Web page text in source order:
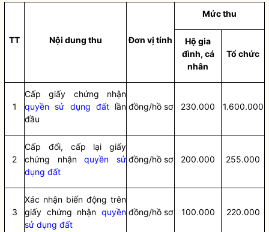
TT Nội dung thu Đơn vị tính
Mức thu
Hộ gia
đình, cá
nhân
Tổ chức
1
Cấp giấy chứng nhận
quyền sử dụng đấtlần
đầu
đồng/hồ sơ 230.000 1.600.000
2
Cấp đổi, cấp lại giấy
chứng nhậnquyền sử
dụng đất
đồng/hồ sơ 200.000 255.000
3
Xác nhận biến động trên
giấy chứng nhận quyền
sử dụng đất
đồng/hồ sơ 100.000 220.000